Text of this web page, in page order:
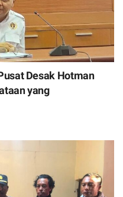
Desak Hotman
yang